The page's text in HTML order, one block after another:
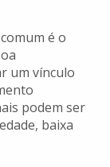
é o
um vínculo
podem ser
baixa